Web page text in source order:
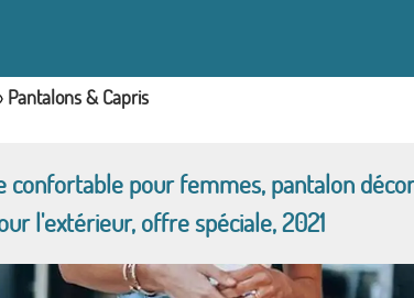
Pantalons & Capris
confortable pour femmes, pantalon
l'extérieur, offre spéciale, 2021